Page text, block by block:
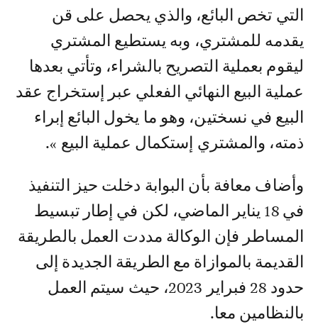
التي تخص البائع، والذي يحصل على قن
يقدمه للمشتري، وبه يستطيع المشتري
ليقوم بعملية التصريح بالشراء، وتأتي بعدها
عملية البيع النهائي الفعلي عبر إستخراج عقد
البيع في نسختين، وهو ما يخول البائع إبراء
ذمته، والمشتري إستكمال عملية البيع ».
وأضاف معافة بأن البوابة دخلت حيز التنفيذ
في 18 يناير الماضي، لكن في إطار تبسيط
المساطر فإن الوكالة مددت العمل بالطريقة
القديمة بالموازاة مع الطريقة الجديدة إلى
حدود 28 فبراير 2023، حيث سيتم العمل
بالنظامين معا.